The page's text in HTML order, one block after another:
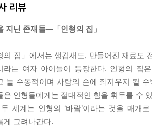
집은 안정을 되찾고, 버디가 없지만 플랜태
의 성모님』
말도 척척하지만 하기 싫은 일을 억지
세상에 버려지고 학대받은 고양이나 혼
이 없어 보이는 아줌마를 좋아하는 이유는
돌아오셨을 때’ 느끼는 슬픔과 텅 비고
켜이 쌓이고 단단하게 굳어가서 딱딱한
과 대화를 나누고 감정을 교류할 줄 모르
리뷰
지닌 존재들―「인형의 집」
의 집」에서는 생김새도, 만들어진 재료
라는 여자 아이들이 등장한다. 인형의 집
늘 수동적이며 사람의 손에 좌지우지 될
은 인형들에게는 절대적인 힘을 휘두를 수
세계는 인형의 ‘바람’이라는 것을 매개
게 그려나간다.